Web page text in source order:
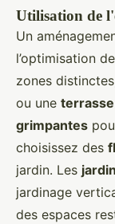
Utilisation de
Un
l’optimisation de
zones
ou une
grimpantes
choisissez des
jardin. Les
jardinage
des espaces